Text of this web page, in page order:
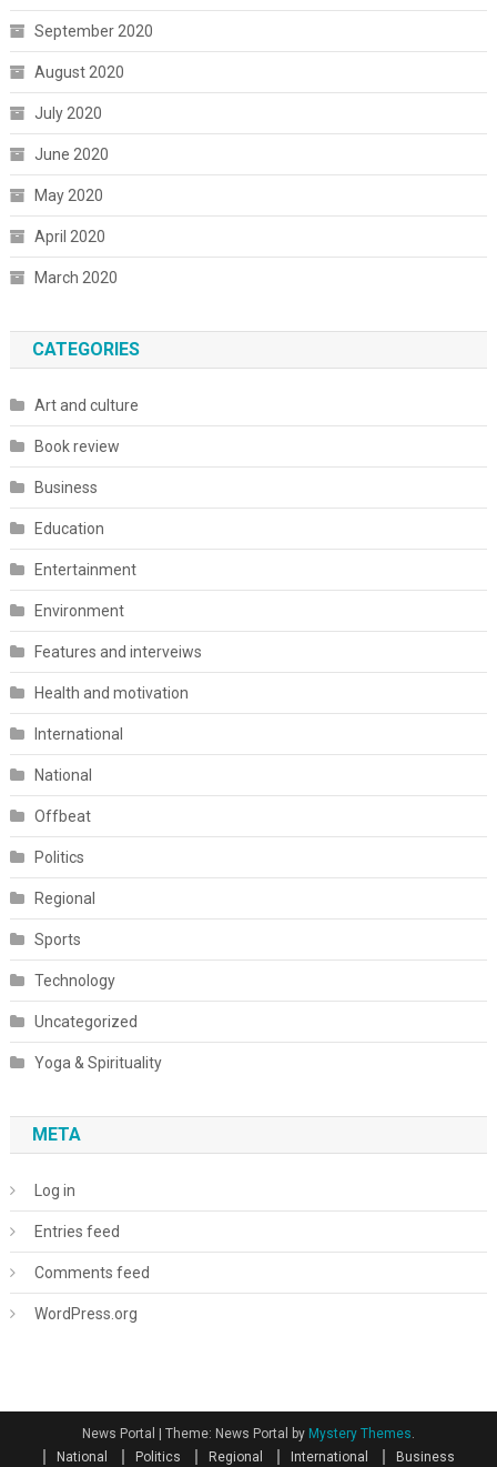
September 2020
August 2020
July 2020
June 2020
May 2020
April 2020
March 2020
CATEGORIES
Art and culture
Book review
Business
Education
Entertainment
Environment
Features and interveiws
Health and motivation
International
National
Offbeat
Politics
Regional
Sports
Technology
Uncategorized
Yoga & Spirituality
META
Log in
Entries feed
Comments feed
WordPress.org
News Portal | Theme: News Portal by Mystery Themes
National
Politics Regional International Business